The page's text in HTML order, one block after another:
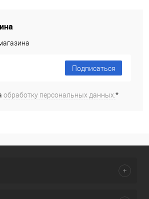
Подписаться
обработку персональных данных.*